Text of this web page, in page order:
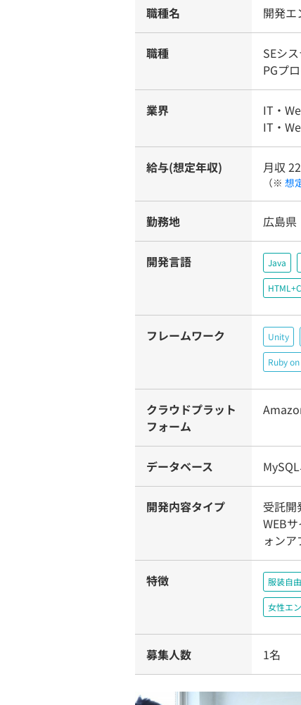
職種名 開発エ
職種
SEシ
PGプ
業界
IT・
IT・
給与(想定年収) 月収
（※ 想
勤務地 広島県
開発言語 Java
フレームワーク Unity
Ruby
クラウドプラット
フォーム
データベース
開発内容タイプ
受託開
WEB
ォンア
特徴 服装自由
女性エ
募集人数 1名